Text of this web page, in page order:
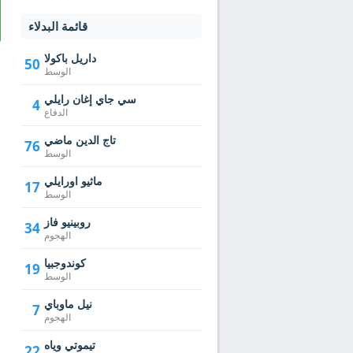
قائمة البدلاء
50 داريل باكولا
الوسط
4 سي جاي إغان رايلي
الدفاع
76 تاج الدين ماضي
الوسط
17 ماثيو اورايلي
الوسط
34 روبينيو فاز
الهجوم
19 كوندوجبيا
الوسط
7 نيل ماوباي
الهجوم
تيموتي وياه